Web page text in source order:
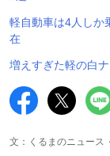
軽自動車は4人しか
在
増えすぎた軽の白
文：くるまのニュース